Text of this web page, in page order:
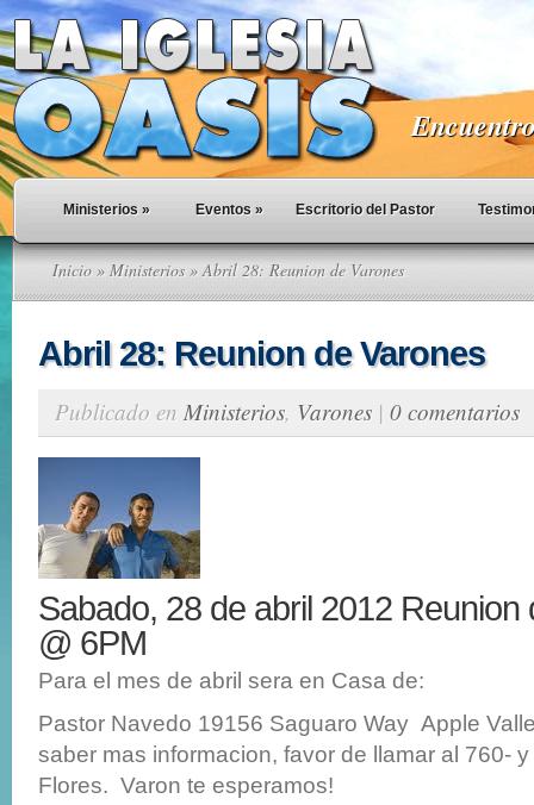
Ministerios » Eventos » Escritorio del Pastor
Inicio » Ministerios» Abril 28: Reunion de Varones
Abril 28: Reunion de Varones
Publicado en Ministerios, Varones | 0 comentarios
Sabado, 28 de abril 2012 Reunion
@ 6PM
Para el mes de abril sera en Casa de:
Pastor Navedo 19156 Saguaro Way Apple
saber mas informacion, favor de llamar al 760-
Flores. Varon te esperamos!